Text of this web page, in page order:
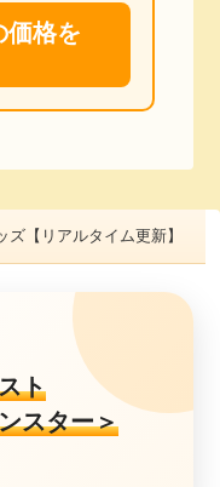
価格を
【リアルタイム更新】
ト
スター＞